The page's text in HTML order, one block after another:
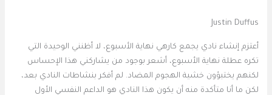
Justin Duffus
أعتزم إنشاء نادي يجمع كارهي نهاية الأسبوع، لا أظنني الوحيدة التي
تكره عطلة نهاية الأسبوع، أشعر بوجود من يشاركني هذا الإحساس
لكنهم يختبؤون خشية الهجوم المضاد. لم أفكر بنشاطات النادي بعد،
لكن ما أنا متأكدة منه أن يكون هذا النادي هو الداعم النفسي الأول